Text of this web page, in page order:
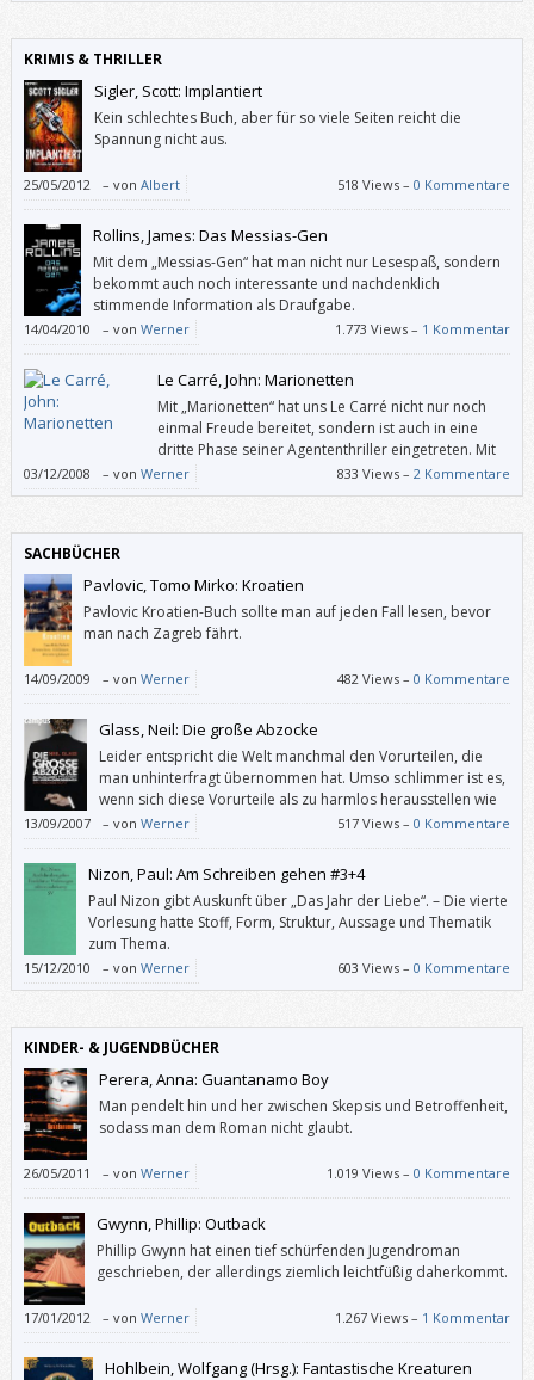
KRIMIS & THRILLER
Sigler, Scott: Implantiert
Kein schlechtes Buch, aber für so viele Seiten reicht die
Spannung nicht aus.
25/05/2012 – von Albert 518 Views –0 Kommentare
Rollins, James: Das Messias-Gen
Mit dem „Messias-Gen“ hat man nicht nur Lesespaß, sondern
bekommt auch noch interessante und nachdenklich
stimmende Information als Draufgabe.
14/04/2010 – von Werner 1.773 Views – 1 Kommentar
Le Carré, John: Marionetten
Mit „Marionetten“ hat uns Le Carré nicht nur noch
einmal Freude bereitet, sondern ist auch in eine
dritte Phase seiner Agententhriller eingetreten. Mit
77 Jahren.
03/12/2008 – von Werner 833 Views –2 Kommentare
SACHBÜCHER
Pavlovic, Tomo Mirko: Kroatien
Pavlovic Kroatien-Buch sollte man auf jeden Fall lesen, bevor
man nach Zagreb fährt.
14/09/2009 – von Werner 482 Views –0 Kommentare
Glass, Neil: Die große Abzocke
Leider entspricht die Welt manchmal den Vorurteilen, die
man unhinterfragt übernommen hat. Umso schlimmer ist es,
wenn sich diese Vorurteile als zu harmlos herausstellen wie
im Falle der – vom Insider Neil Glass beschriebenen –
Unternehmensberater.
13/09/2007 – von Werner 517 Views –0 Kommentare
Nizon, Paul: Am Schreiben gehen #3+4
Paul Nizon gibt Auskunft über „Das Jahr der Liebe“. – Die vierte
Vorlesung hatte Stoff, Form, Struktur, Aussage und Thematik
zum Thema.
15/12/2010 – von Werner 603 Views –0 Kommentare
KINDER- & JUGENDBÜCHER
Perera, Anna: Guantanamo Boy
Man pendelt hin und her zwischen Skepsis und Betroffenheit,
sodass man dem Roman nicht glaubt.
26/05/2011 – von Werner 1.019 Views –0 Kommentare
Gwynn, Phillip: Outback
Phillip Gwynn hat einen tief schürfenden Jugendroman
geschrieben, der allerdings ziemlich leichtfüßig daherkommt.
17/01/2012 – von Werner 1.267 Views – 1 Kommentar
Hohlbein, Wolfgang (Hrsg.): Fantastische Kreaturen